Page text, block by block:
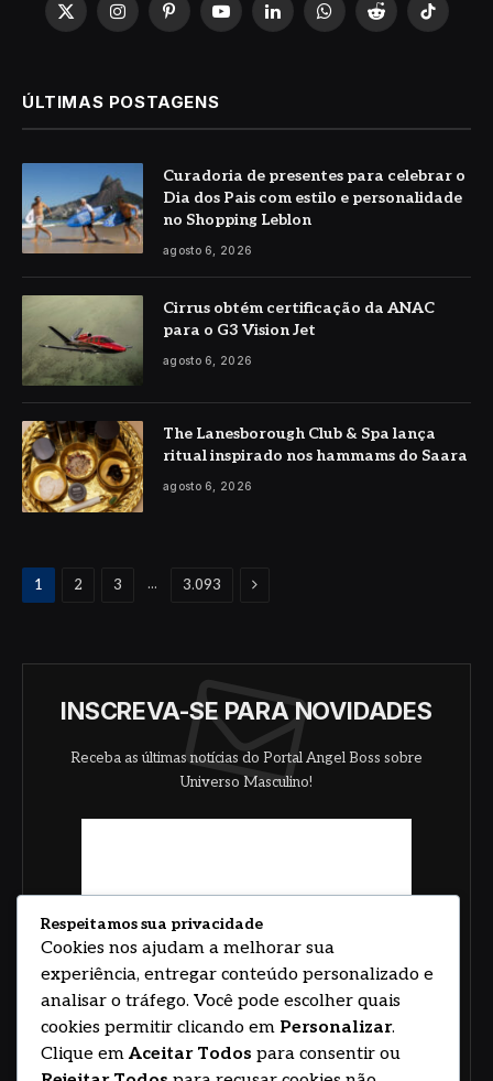
X
InstagramPinterestYouTubeLinkedInWhatsApp
Reddit TikTok
ÚLTIMAS POSTAGENS
Curadoria de presentes para celebrar o
Dia dos Pais com estilo e personalidade
no Shopping Leblon
agosto 6, 2026
Cirrus obtém certificação da ANAC
para o G3 Vision Jet
agosto 6, 2026
The Lanesborough Club & Spa lança
ritual inspirado nos hammams do Saara
agosto 6, 2026
1 2 3 ... 3.093 Proximo
INSCREVA-SE PARA NOVIDADES
Receba as últimas notícias do Portal Angel Boss sobre
Universo Masculino!
Respeitamos sua privacidade
Cookies nos ajudam a melhorar sua
experiência, entregar conteúdo personalizado e
analisar o tráfego. Você pode escolher quais
cookies permitir clicando em Personalizar.
Clique em Aceitar Todos para consentir ou